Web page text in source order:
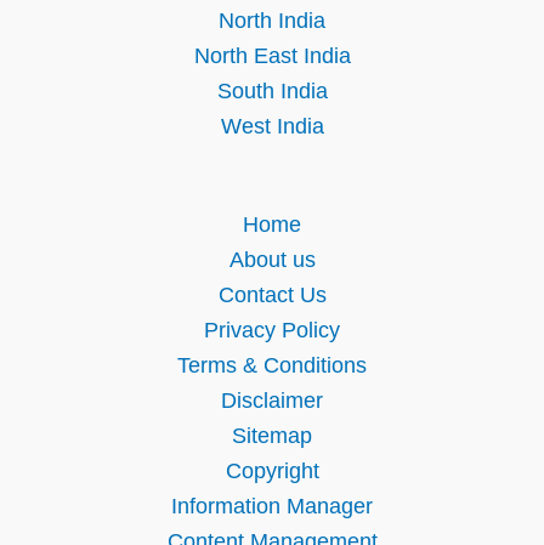
North India
North East India
South India
West India
Home
About us
Contact Us
Privacy Policy
Terms & Conditions
Disclaimer
Sitemap
Copyright
Information Manager